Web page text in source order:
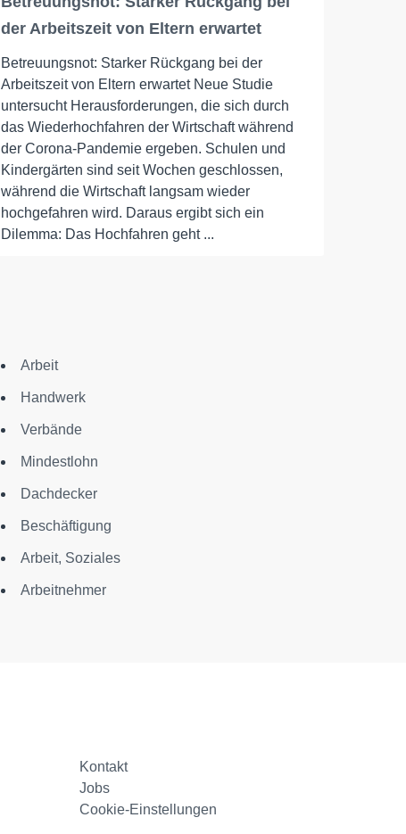
der Arbeitszeit von Eltern erwartet
Betreuungsnot: Starker Rückgang bei der
Arbeitszeit von Eltern erwartet Neue Studie
untersucht Herausforderungen, die sich durch
das Wiederhochfahren der Wirtschaft während
der Corona-Pandemie ergeben. Schulen und
Kindergärten sind seit Wochen geschlossen,
während die Wirtschaft langsam wieder
hochgefahren wird. Daraus ergibt sich ein
Dilemma: Das Hochfahren geht ...
Arbeit
Handwerk
Verbände
Mindestlohn
Dachdecker
Beschäftigung
Arbeit, Soziales
Arbeitnehmer
Kontakt
Jobs
Cookie-Einstellungen